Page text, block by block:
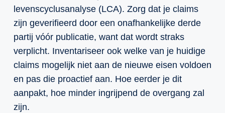
levenscyclusanalyse (LCA). Zorg dat je claims
zijn geverifieerd door een onafhankelijke derde
partij vóór publicatie, want dat wordt straks
verplicht. Inventariseer ook welke van je huidige
claims mogelijk niet aan de nieuwe eisen voldoen
en pas die proactief aan. Hoe eerder je dit
aanpakt, hoe minder ingrijpend de overgang zal
zijn.